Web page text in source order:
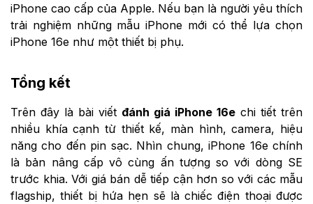
iPhone cao cấp của Apple. Nếu bạn là người yêu thích
trải nghiệm những mẫu iPhone mới có thể lựa chọn
iPhone 16e như một thiết bị phụ.
Tổng kết
Trên đây là bài viết đánh giá iPhone 16e chi tiết trên
nhiều khía cạnh từ thiết kế, màn hình, camera, hiệu
năng cho đến pin sạc. Nhìn chung, iPhone 16e chính
là bản nâng cấp vô cùng ấn tượng so với dòng SE
trước khia. Với giá bán dễ tiếp cận hơn so với các mẫu
flagship, thiết bị hứa hẹn sẽ là chiếc điện thoại được